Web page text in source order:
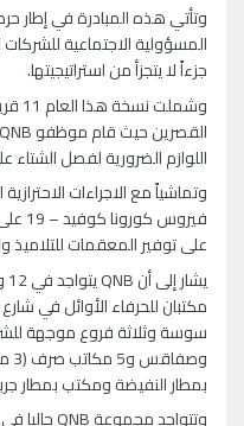
المسؤولية الاجتماعية
جزءاً لا يتجزأ من استراتيجيتها.
اللوازم الضرورية لفصل
على توفير المعقمات
مكتبان للحرفاء الأوائل في
سوسة وثلاثة فروع موجهة
بمطار النفيضة ومكتب بمطار